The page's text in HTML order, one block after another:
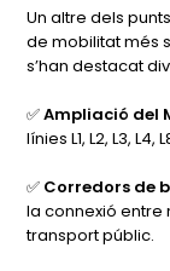
Un altre dels
de mobilitat més
s’han destacat
✅Ampliació del
línies L1, L2, L3, L4,
✅ Corredors de
la connexió entre
transport públic.